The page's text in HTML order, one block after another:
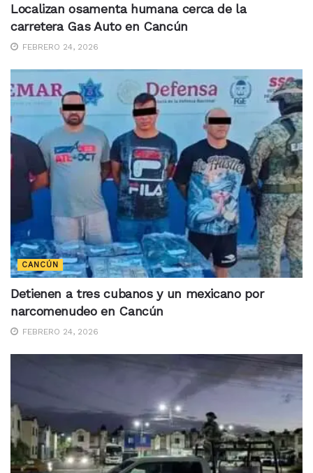
Localizan osamenta humana cerca de la
carretera Gas Auto en Cancún
FEBRERO 24, 2026
CANCÚN
Detienen a tres cubanos y un mexicano por
narcomenudeo en Cancún
FEBRERO 24, 2026